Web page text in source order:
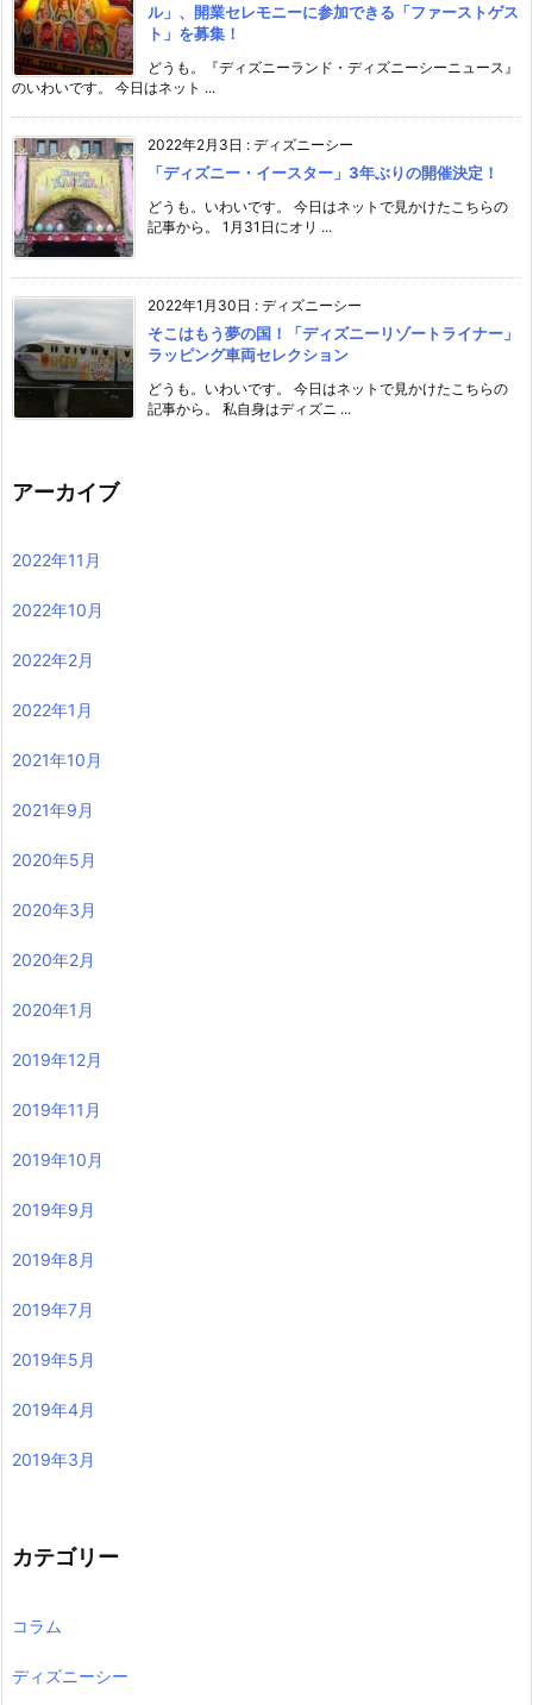
ル」、開業セレモニーに参加できる「ファーストゲス
ト」を募集！
どうも。『ディズニーランド・ディズニーシーニュース』
のいわいです。 今日はネット ...
2022年2月3日 : ディズニーシー
「ディズニー・イースター」3年ぶりの開催決定！
どうも。いわいです。 今日はネットで見かけたこちらの
記事から。 1月31日にオリ ...
2022年1月30日 : ディズニーシー
そこはもう夢の国！「ディズニーリゾートライナー」
ラッピング車両セレクション
どうも。いわいです。 今日はネットで見かけたこちらの
記事から。 私自身はディズニ ...
アーカイブ
2022年11月
2022年10月
2022年2月
2022年1月
2021年10月
2021年9月
2020年5月
2020年3月
2020年2月
2020年1月
2019年12月
2019年11月
2019年10月
2019年9月
2019年8月
2019年7月
2019年5月
2019年4月
2019年3月
カテゴリー
コラム
ディズニーシー